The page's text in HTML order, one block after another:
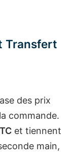
Transfert
des prix
commande.
et tiennent
main,